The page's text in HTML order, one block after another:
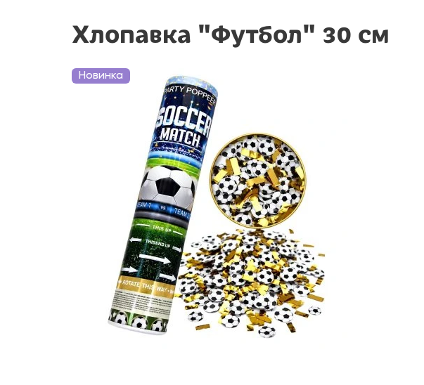
Хлопавка "Футбол" 30 см
Новинка